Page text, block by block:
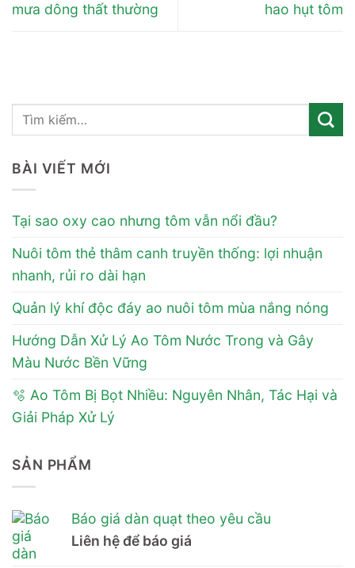
mưa dông thất thường
hao hụt tôm
BÀI VIẾT MỚI
Tại sao oxy cao nhưng tôm vẫn nổi đầu?
Nuôi tôm thẻ thâm canh truyền thống: lợi nhuận
nhanh, rủi ro dài hạn
Quản lý khí độc đáy ao nuôi tôm mùa nắng nóng
Hướng Dẫn Xử Lý Ao Tôm Nước Trong và Gây
Màu Nước Bền Vững
🫧 Ao Tôm Bị Bọt Nhiều: Nguyên Nhân, Tác Hại và
Giải Pháp Xử Lý
SẢN PHẨM
Báo giá dàn quạt theo yêu cầu
Liên hệ để báo giá